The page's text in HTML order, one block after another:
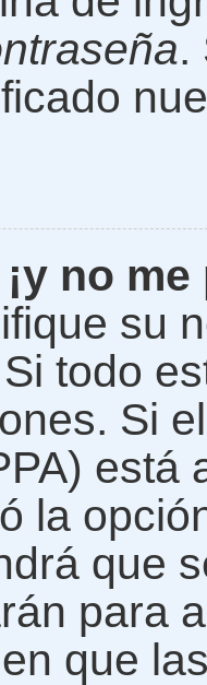
.
no
su
todo
Si
está
la
que
para
que